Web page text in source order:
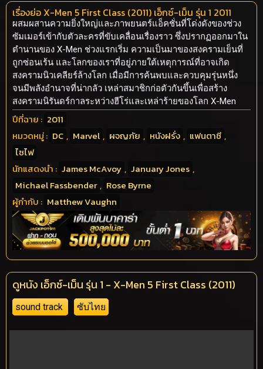
เรื่องย่อ X-Men 5 First Class (2011) เอ็กซ์-เม็น รุ่น 1 2011
ผสมผสานความยิ่งใหญ่และภาพยนตร์แอ็คชั่นที่โด่งดังของช่วง
ซัมเมอร์เข้ากับตัวละครที่ขับเคลื่อนเรื่องราว ซึ่งปรากฏออกมาใน
ตำนานของ X-Men ช่วงแรกเริ่ม ความเป็นมาของสงครามเย็นที่
ถูกซ่อนเร้น และโลกของเราที่อยู่ภายใต้เหตุการณ์ที่อาจเกิด
สงครามนิวเคลียร์ล้างโลก เมื่อมีการค้นพบและควบคุมรุ่นหนึ่ง
จนมีพลังอำนาจที่น่ากลัว เหล่าสมาชิกก่อตัวกันขึ้นเพื่อสร้าง
สงครามนิรันดร์กาลระหว่างฮีโร่และเหล่าร้ายของโลก X-Men
ปีที่ฉาย : 2011
หมวดหมู่ : DC , Marvel , ผจญภัย , หนังฝรั่ง , แฟนตาซี ,
ไซไฟ
นักแสดงนำ : James McAvoy , January Jones ,
Michael Fassbender , Rose Byrne
ผู้กำกับ : Matthew Vaughn
ดูหนัง เอ็กซ์-เม็น รุ่น 1 - X-Men 5 First Class (2011)
sound track ซับไทย